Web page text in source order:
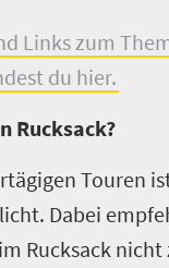
Links zum
du hier.
Rucksack?
Touren
Dabei
Rucksack